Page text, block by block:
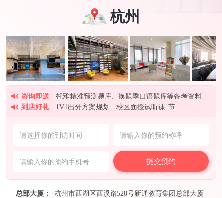
GMAT 730分 VIP课程
Z同学 GMAT 720分 GMAT钻石班 课程咨询
N同学 GMAT 710分 VIP课程 课程咨询
L同学 雅思7.5分 VIP课程 课程咨询
P同学 雅思7分 VIP课程 课程咨询
Z同学 雅思7.5分 VIP课程 课程咨询
杭州
咨询即送
托雅精准预测题库、换题季口语题库等备考资料
到店好礼
1V1出分方案规划、校区面授试听课1节
提交预约
总部大厦：
杭州市西湖区西溪路528号新通教育集团总部大厦